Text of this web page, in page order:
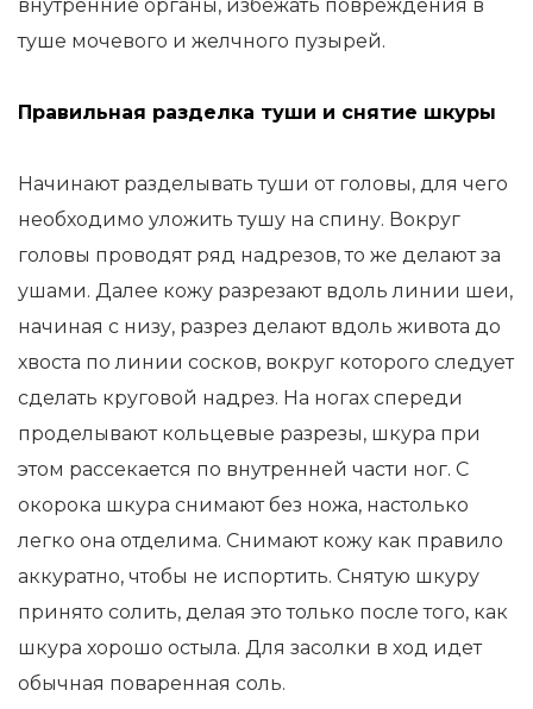
внутренние органы, избежать повреждения в
туше мочевого и желчного пузырей.
Правильная разделка туши и снятие шкуры
Начинают разделывать туши от головы, для чего
необходимо уложить тушу на спину. Вокруг
головы проводят ряд надрезов, то же делают за
ушами. Далее кожу разрезают вдоль линии шеи,
начиная с низу, разрез делают вдоль живота до
хвоста по линии сосков, вокруг которого следует
сделать круговой надрез. На ногах спереди
проделывают кольцевые разрезы, шкура при
этом рассекается по внутренней части ног. С
окорока шкура снимают без ножа, настолько
легко она отделима. Снимают кожу как правило
аккуратно, чтобы не испортить. Снятую шкуру
принято солить, делая это только после того, как
шкура хорошо остыла. Для засолки в ход идет
обычная поваренная соль.